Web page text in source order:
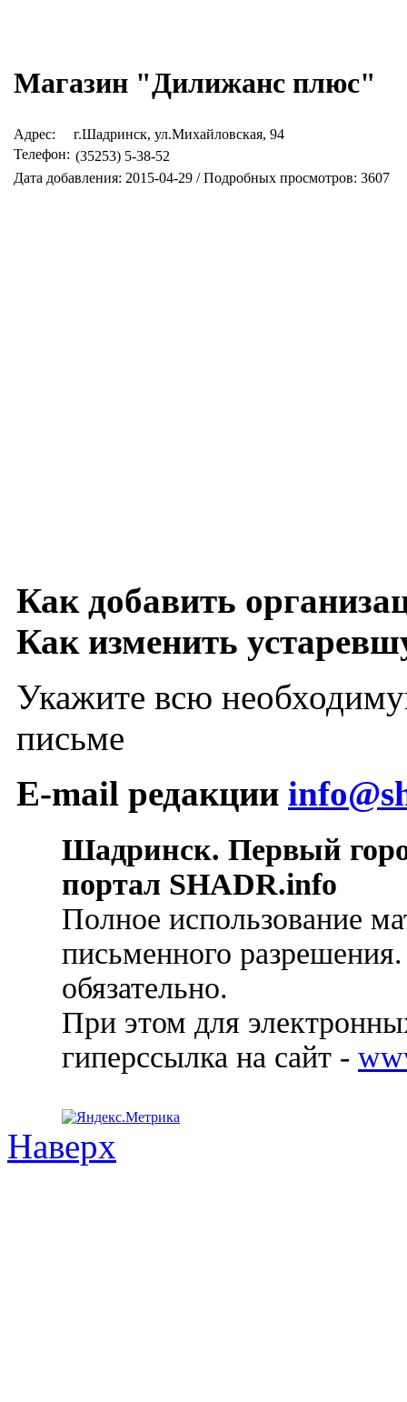
Магазин "Дилижанс плюс"
Адрес:
г.Шадринск, ул.Михайловская, 94
Телефон: (35253) 5-38-52
Дата добавления: 2015-04-29 / Подробных просмотров: 3607
Как добавить
Как изменить
Укажите всю
письме
E-mail редакции
Шадринск. Первый
портал SHADR.info
Полное использование
письменного
обязательно.
При этом для
гиперссылка на сайт -
Наверх